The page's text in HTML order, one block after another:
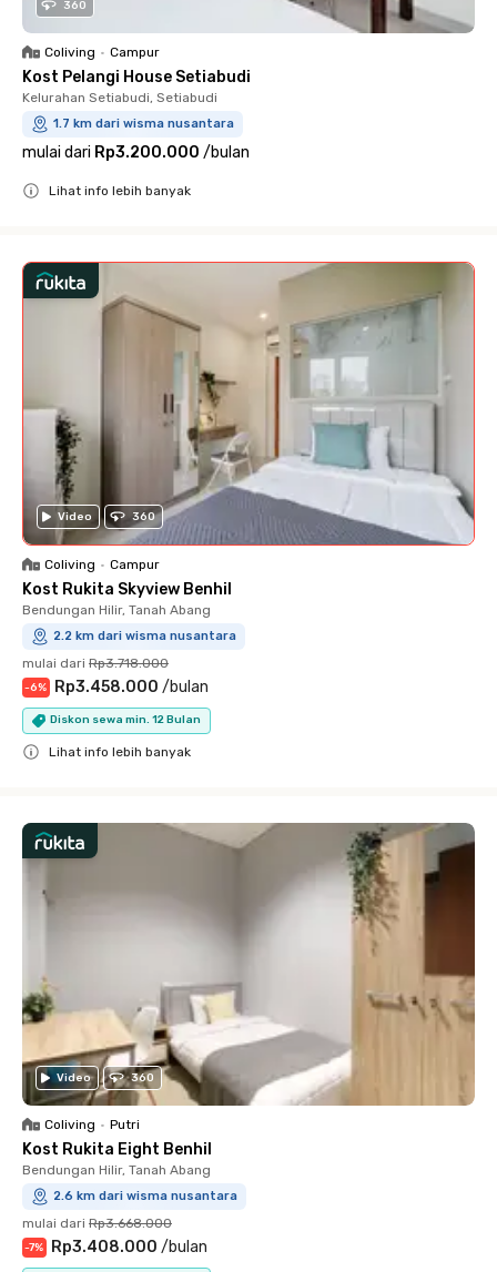
360
Coliving • Campur
Kost Pelangi House Setiabudi
Kelurahan Setiabudi, Setiabudi
1.7 km dari wisma nusantara
mulai dari Rp3.200.000 /bulan
Lihat info lebih banyak
Video 360
Coliving • Campur
Kost Rukita Skyview Benhil
Bendungan Hilir, Tanah Abang
2.2 km dari wisma nusantara
mulai dari Rp3.718.000
-6% Rp3.458.000 /bulan
Diskon sewa min. 12 Bulan
Lihat info lebih banyak
Video 360
Coliving • Putri
Kost Rukita Eight Benhil
Bendungan Hilir, Tanah Abang
2.6 km dari wisma nusantara
mulai dari Rp3.668.000
-7% Rp3.408.000 /bulan